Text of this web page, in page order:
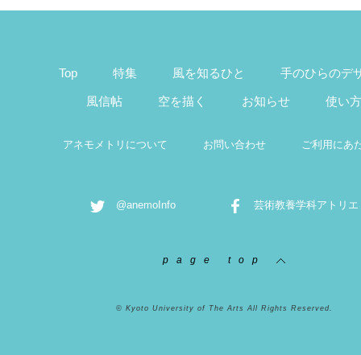
Top 特集 風を知るひと 手のひらのデ
風信帖 空を描く お知らせ 使い方
アネモメトリについて お問い合わせ ご利用にあ
@anemoInfo 芸術教養学科アトリエ
page top
© Kyoto University of The Arts All Rights Reserved.